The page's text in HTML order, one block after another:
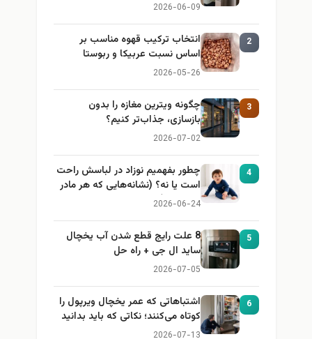
2026-06-09
2
انتخاب ترکیب قهوه مناسب بر
اساس نسبت عربیکا و ربوستا
2026-05-26
3
چگونه ویترین مغازه را بدون
بازسازی، جذاب‌تر کنیم؟
2026-07-02
4
چطور بفهمیم نوزاد در لباسش راحت
است یا نه؟ (نشانه‌هایی که هر مادر
باید بداند)
2026-06-24
5
8 علت رایج قطع شدن آب یخچال
ساید ال جی + راه حل
2026-07-05
6
اشتباهاتی که عمر یخچال ویرپول را
کوتاه می‌کنند؛ نکاتی که باید بدانید
2026-07-13